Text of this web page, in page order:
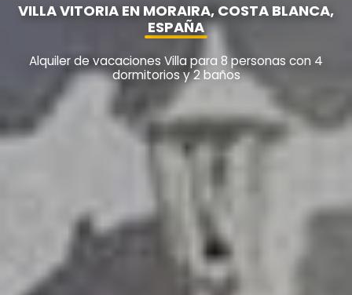
VILLA VITORIA EN MORAIRA, COSTA BLANCA,
ESPAÑA
Alquiler de vacaciones Villa para 8 personas con 4
dormitorios y 2 baños